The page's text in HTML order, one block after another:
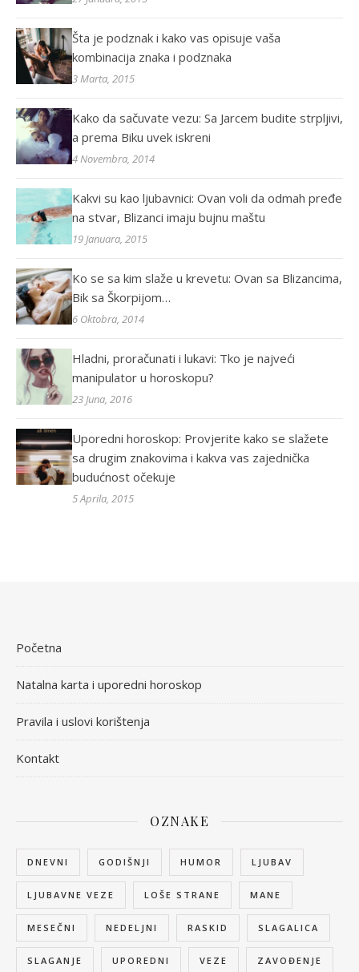
Šta je podznak i kako vas opisuje vaša
kombinacija znaka i podznaka
3 Marta, 2015
Kako da sačuvate vezu: Sa Jarcem budite strpljivi,
a prema Biku uvek iskreni
4 Novembra, 2014
Kakvi su kao ljubavnici: Ovan voli da odmah pređe
na stvar, Blizanci imaju bujnu maštu
19 Januara, 2015
Ko se sa kim slaže u krevetu: Ovan sa Blizancima,
Bik sa Škorpijom…
6 Oktobra, 2014
Hladni, proračunati i lukavi: Tko je najveći
manipulator u horoskopu?
23 Juna, 2016
Uporedni horoskop: Provjerite kako se slažete
sa drugim znakovima i kakva vas zajednička
budućnost očekuje
5 Aprila, 2015
Početna
Natalna karta i uporedni horoskop
Pravila i uslovi korištenja
Kontakt
OZNAKE
DNEVNI GODIŠNJI HUMOR LJUBAV
LJUBAVNE VEZE LOŠE STRANE MANE
MESEČNI NEDELJNI RASKID SLAGALICA
SLAGANJE UPOREDNI VEZE ZAVOĐENJE